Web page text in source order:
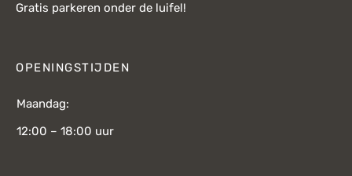
Gratis parkeren onder de luifel!
OPENINGSTIJDEN
Maandag:
12:00 – 18:00 uur